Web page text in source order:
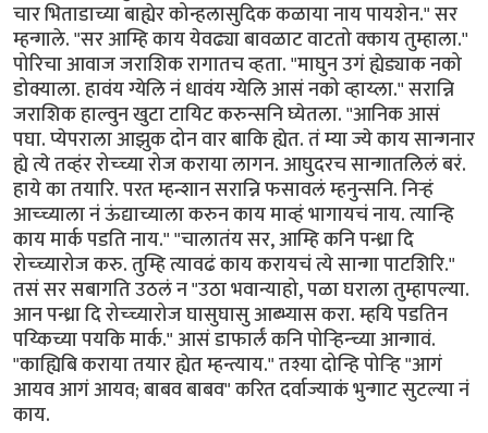
चार भिताडाच्या बाह्येर कोन्हलासुदिक कळाया नाय पायशेन." सर
म्हन्गाले. "सर आम्हि काय येवढ्या बावळाट वाटतो क्काय तुम्हाला.''
पोरिचा आवाज जराशिक रागातच व्हता. "माघुन उगं ह्येड्याक नको
डोक्याला. हावंय ग्येलि नं धावंय ग्येलि आसं नको व्हाय्ला.'' सरान्नि
जराशिक हाल्वुन खुटा टायिट करुन्सनि घ्येतला. ''आनिक आसं
पघा. प्येपराला आझुक दोन वार बाकि ह्येत. तं म्या ज्ये काय सान्गनार
ह्ये त्ये तव्हंर रोच्च्या रोज कराया लागन. आघुदरच सान्गातलिलं बरं.
हाये का तयारि. परत म्हन्शान सरान्नि फसावलं म्हनुन्सनि. निर्‍हं
आच्च्याला नं ऊंद्याच्याला करुन काय माव्हं भागायचं नाय. त्यान्हि
काय मार्क पडति नाय." "चालातंय सर, आम्हि कनि पन्ध्रा दि
रोच्च्यारोज करु. तुम्हि त्यावढं काय करायचं त्ये सान्गा पाटशिरि."
तसं सर सबागति उठलं न "उठा भवान्याहो, पळा घराला तुम्हापल्या.
आन पन्ध्रा दि रोच्च्यारोज घासुघासु आब्भ्यास करा. म्हयि पडतिन
पय्किच्या पयकि मार्क." आसं डाफार्लं कनि पोर्‍हिन्च्या आन्गावं.
"काह्यिबि कराया तयार ह्येत म्हन्त्याय." तश्या दोन्हि पोर्‍हि "आगं
आयव आगं आयव; बाबव बाबव" करित दर्वाज्याकं भुन्गाट सुटल्या नं
काय.